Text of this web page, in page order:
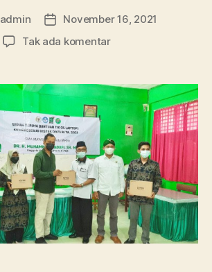
admin
Tanggal
artikel
November 16, 2021
Tak ada komentarpada
Ma’arif
1
Metro
Satu-
Satunya
Sekolah
Swasta
Penerima
Bantuan
Peralatan
TIK